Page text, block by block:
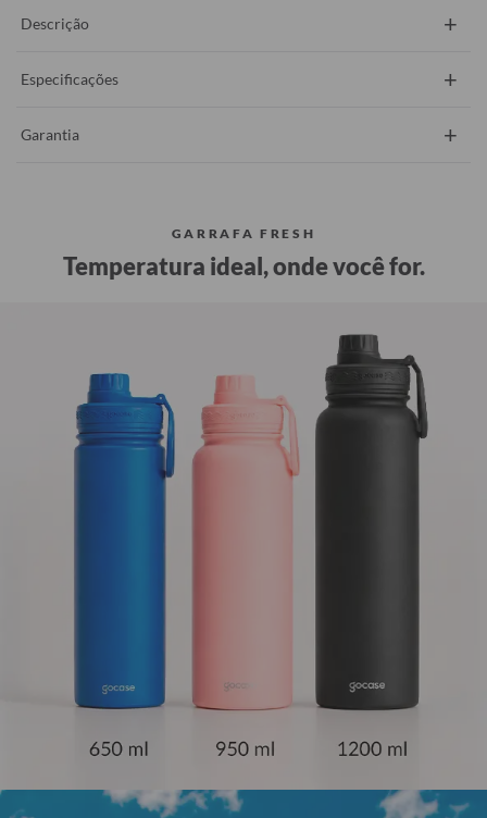
Descrição +
Especificações +
Garantia +
GARRAFA FRESH
Temperatura ideal, onde você for.